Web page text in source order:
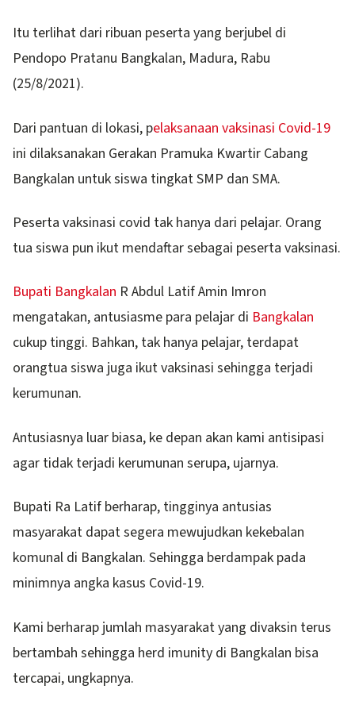
Itu terlihat dari ribuan peserta yang berjubel di
Pendopo Pratanu Bangkalan, Madura, Rabu
(25/8/2021).
Dari pantuan di lokasi, pelaksanaan vaksinasi Covid-19
ini dilaksanakan Gerakan Pramuka Kwartir Cabang
Bangkalan untuk siswa tingkat SMP dan SMA.
Peserta vaksinasi covid tak hanya dari pelajar. Orang
tua siswa pun ikut mendaftar sebagai peserta vaksinasi.
Bupati Bangkalan R Abdul Latif Amin Imron
mengatakan, antusiasme para pelajar di Bangkalan
cukup tinggi. Bahkan, tak hanya pelajar, terdapat
orangtua siswa juga ikut vaksinasi sehingga terjadi
kerumunan.
Antusiasnya luar biasa, ke depan akan kami antisipasi
agar tidak terjadi kerumunan serupa, ujarnya.
Bupati Ra Latif berharap, tingginya antusias
masyarakat dapat segera mewujudkan kekebalan
komunal di Bangkalan. Sehingga berdampak pada
minimnya angka kasus Covid-19.
Kami berharap jumlah masyarakat yang divaksin terus
bertambah sehingga herd imunity di Bangkalan bisa
tercapai, ungkapnya.